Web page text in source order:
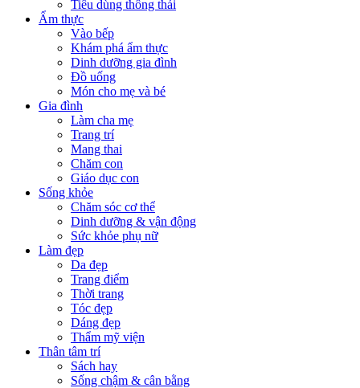
Tiêu dùng thông thái
Ẩm thực
Vào bếp
Khám phá ẩm thực
Dinh dưỡng gia đình
Đồ uống
Món cho mẹ và bé
Gia đình
Làm cha mẹ
Trang trí
Mang thai
Chăm con
Giáo dục con
Sống khỏe
Chăm sóc cơ thể
Dinh dưỡng & vận động
Sức khỏe phụ nữ
Làm đẹp
Da đẹp
Trang điểm
Thời trang
Tóc đẹp
Dáng đẹp
Thẩm mỹ viện
Thân tâm trí
Sách hay
Sống chậm & cân bằng